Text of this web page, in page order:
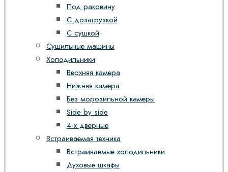
Под раковину
С дозагрузкой
С сушкой
Сушильные машины
Холодильники
Верхняя камера
Нижняя камера
Без морозильной камеры
Side by side
4-х дверные
Встраиваемая техника
Встраиваемые холодильники
Духовые шкафы